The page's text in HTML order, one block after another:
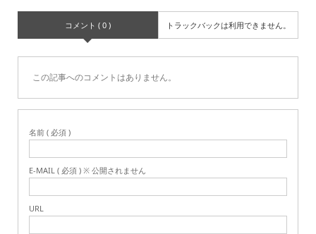
コメント ( 0 ) トラックバックは利用できません。
この記事へのコメントはありません。
名前 ( 必須 )
E-MAIL ( 必須 ) ※ 公開されません
URL